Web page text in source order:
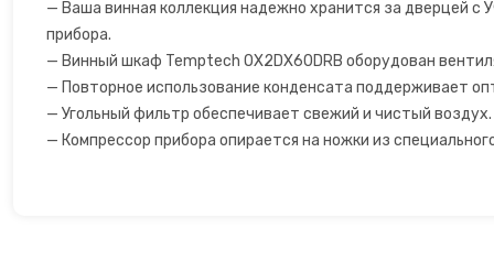
— Ваша винная коллекция надежно хранится за дверцей
прибора.
— Винный шкаф Temptech OX2DX60DRB оборудован
— Повторное использование конденсата поддерживает
— Угольный фильтр обеспечивает свежий и чистый воздух.
— Компрессор прибора опирается на ножки из
Соковыжималки
Су-вид